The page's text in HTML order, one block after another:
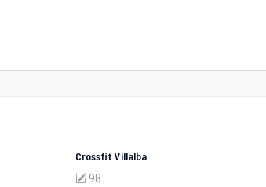
Crossfit Villalba
98